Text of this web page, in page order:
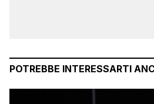
POTREBBE INTERESSARTI